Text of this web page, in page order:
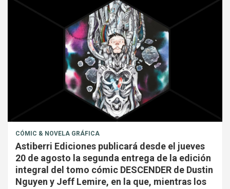
CÓMIC & NOVELA GRÁFICA
Astiberri Ediciones publicará desde el jueves
20 de agosto la segunda entrega de la edición
integral del tomo cómic DESCENDER de Dustin
Nguyen y Jeff Lemire, en la que, mientras los